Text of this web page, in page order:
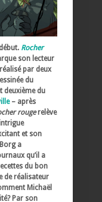
Rocher
son lecteur
par deux
du
deuxième du
– après
rougerelève
et son
a
qu’il a
du bon
de réalisateur
Michaël
Par son